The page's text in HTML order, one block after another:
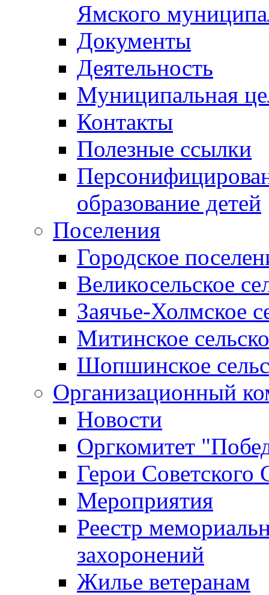
Ямского
Документы
Деятельность
Муниципальная
Контакты
Полезные ссылки
образование детей
Поселения
Городское
Великосельское
Заячье-Холмское
Митинское
Шопшинское
Организационный
Новости
Оргкомитет
Герои Советского
Мероприятия
Реестр
захоронений
Жилье ветеранам